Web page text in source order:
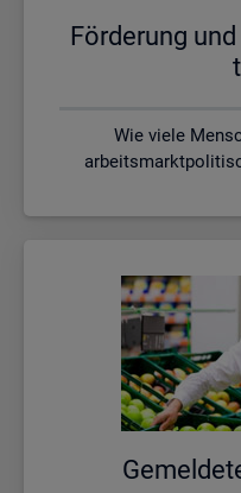
För­de­rung
Wie viele